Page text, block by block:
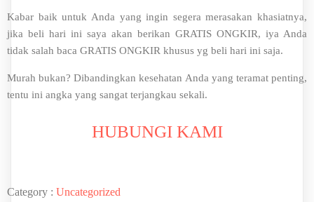
Kabar baik untuk Anda yang ingin segera merasakan khasiatnya,
jika beli hari ini saya akan berikan GRATIS ONGKIR, iya Anda
tidak salah baca GRATIS ONGKIR khusus yg beli hari ini saja.
Murah bukan? Dibandingkan kesehatan Anda yang teramat penting,
tentu ini angka yang sangat terjangkau sekali.
HUBUNGI KAMI
Category : Uncategorized